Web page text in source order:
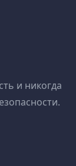
и никогда